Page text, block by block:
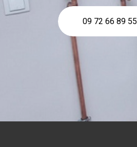
09 72 66 89 55